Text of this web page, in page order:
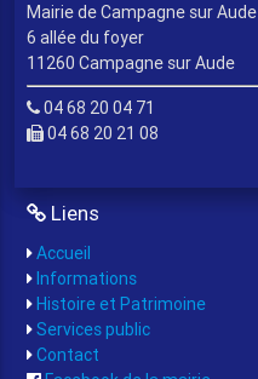
Mairie de Campagne sur Aude
6 allée du foyer
11260 Campagne sur Aude
04 68 20 04 71
04 68 20 21 08
Liens
Accueil
Informations
Histoire et Patrimoine
Services public
Contact